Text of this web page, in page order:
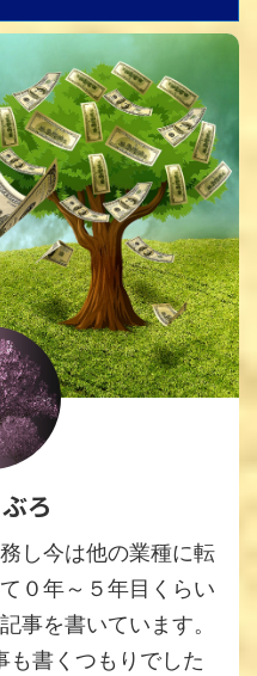
ろ
し今は他の業種に転
０年～５年目くらい
事を書いています。
も書くつもりでした